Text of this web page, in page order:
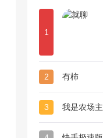
1
2 有柿
3 我是农场主